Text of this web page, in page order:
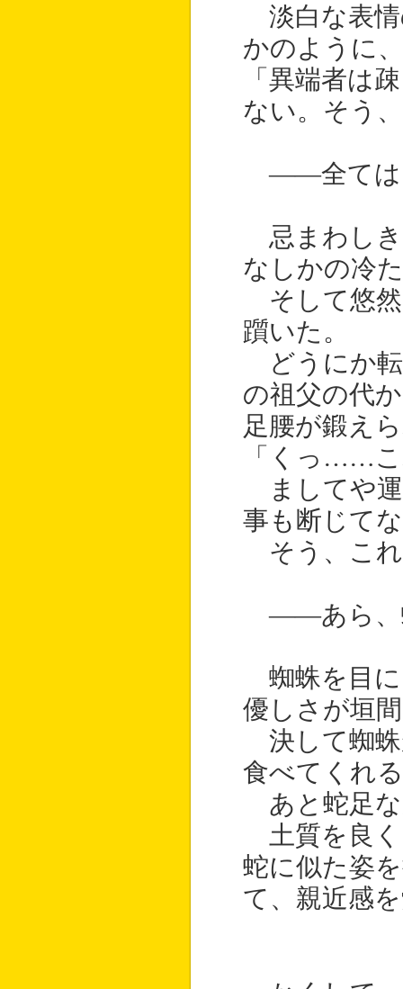
淡白な表情
かのように
「異端者は
ない。そう
――全ては
忌まわしき
なしかの冷
そして悠然
躓いた。
どうにか転
の祖父の代
足腰が鍛え
「くっ……
ましてや運
事も断じて
そう、これ
――あら、
蜘蛛を目に
優しさが垣
決して蜘蛛
食べてくれ
あと蛇足な
土質を良
蛇に似た姿
て、親近感